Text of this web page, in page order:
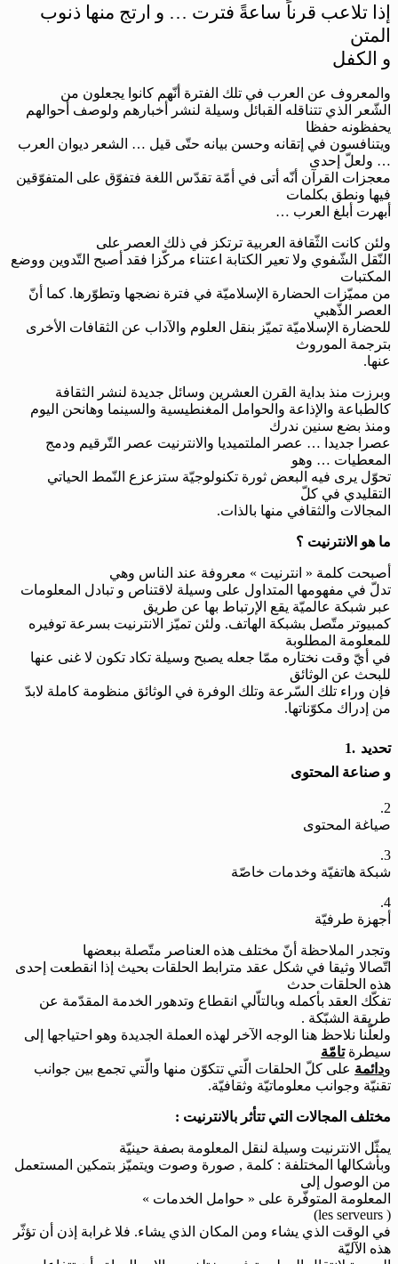
إذا تلاعب قرناً ساعةً فترت … و ارتج منها ذنوب
المتن
و الكفل
والمعروف عن العرب في تلك الفترة أنّهم كانوا يجعلون من
الشّعر الذي تتناقله القبائل وسيلة لنشر أخبارهم ولوصف أحوالهم
يحفظونه حفظا
ويتنافسون في إتقانه وحسن بيانه حتّى قيل … الشعر ديوان العرب
… ولعلّ إحدى
معجزات القرآن أنّه أتى في أمّة تقدّس اللغة فتفوّق على المتفوّقين
فيها ونطق بكلمات
أبهرت أبلغ العرب …
ولئن كانت الثّقافة العربية ترتكز في ذلك العصر على
النّقل الشّفوي ولا تعير الكتابة اعتناء مركّزا فقد أصبح التّدوين ووضع
المكتبات
من مميّزات الحضارة الإسلاميّة في فترة نضجها وتطوّرها. كما أنّ
العصر الذّهبي
للحضارة الإسلاميّة تميّز بنقل العلوم والآداب عن الثقافات الأخرى
بترجمة الموروث
عنها.
وبرزت منذ بداية القرن العشرين وسائل جديدة لنشر الثقافة
كالطباعة والإذاعة والحوامل المغنطيسية والسينما وهانحن اليوم
ومنذ بضع سنين ندرك
عصرا جديدا … عصر الملتميديا والانترنيت عصر التّرقيم ودمج
المعطيات … وهو
تحوّل يرى فيه البعض ثورة تكنولوجيّة ستزعزع النّمط الحياتي
التقليدي في كلّ
المجالات والثقافي منها بالذات.
ما هو الانترنيت ؟
أصبحت كلمة « انترنيت » معروفة عند الناس وهي
تدلّ في مفهومها المتداول على وسيلة لاقتناص و تبادل المعلومات
عبر شبكة عالميّة يقع الإرتباط بها عن طريق
كمبيوتر متّصل بشبكة الهاتف. ولئن تميّز الانترنيت بسرعة توفيره
للمعلومة المطلوبة
في أيّ وقت نختاره ممّا جعله يصبح وسيلة تكاد تكون لا غنى عنها
للبحث عن الوثائق
فإن وراء تلك السّرعة وتلك الوفرة في الوثائق منظومة كاملة لابدّ
من إدراك مكوّناتها.
1. تحديد
و صناعة المحتوى
2.
صياغة المحتوى
3.
شبكة هاتفيّة وخدمات خاصّة
4.
أجهزة طرفيّة
وتجدر الملاحظة أنّ مختلف هذه العناصر متّصلة ببعضها
اتّصالا وثيقا في شكل عقد مترابط الحلقات بحيث إذا انقطعت إحدى
هذه الحلقات حدث
تفكّك العقد بأكمله وبالتاّلي انقطاع وتدهور الخدمة المقدّمة عن
طريقة الشبّكة .
ولعلّنا نلاحظ هنا الوجه الآخر لهذه العملة الجديدة وهو احتياجها إلى
سيطرةتامّة
ودائمة على كلّ الحلقات الّتي تتكوّن منها والّتي تجمع بين جوانب
تقنيّة وجوانب معلوماتيّة وثقافيّة.
مختلف المجالات التي تتأثر بالانترنيت :
يمثّل الانترنيت وسيلة لنقل المعلومة بصفة حينيّة
وبأشكالها المختلفة : كلمة , صورة وصوت ويتميّز بتمكين المستعمل
من الوصول إلى
المعلومة المتوفّرة على « حوامل الخدمات »
(les serveurs )
في الوقت الذي يشاء ومن المكان الذي يشاء. فلا غرابة إذن أن تؤثّر
هذه الآليّة